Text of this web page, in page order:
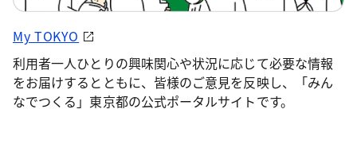
My TOKYO
利用者一人ひとりの興味関心や状況に応じて必要な情報
をお届けするとともに、皆様のご意見を反映し、「みん
なでつくる」東京都の公式ポータルサイトです。